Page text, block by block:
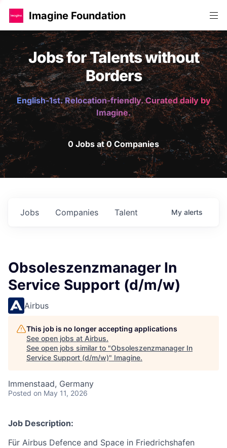
Imagine Foundation
Jobs for Talents without
Borders
English-1st. Relocation-friendly. Curated daily by
Imagine.
0 Jobs at 0 Companies
Jobs Companies Talent My alerts
Obsoleszenzmanager In
Service Support (d/m/w)
Airbus
This job is no longer accepting applications
See open jobs at Airbus.
See open jobs similar to "Obsoleszenzmanager In
Service Support (d/m/w)" Imagine.
Immenstaad, Germany
Posted on May 11, 2026
Job Description:
Für Airbus Defence and Space in Friedrichshafen